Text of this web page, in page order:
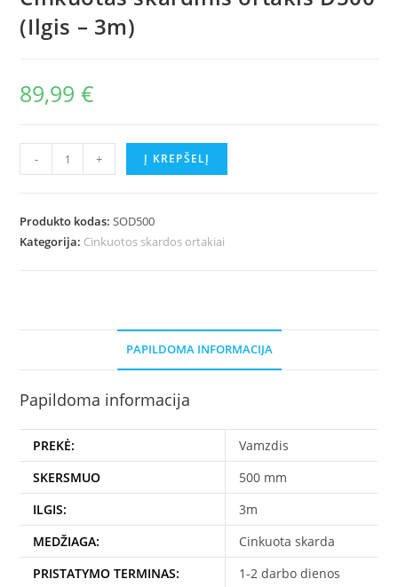
(Ilgis – 3m)
89,99€
produkto
kiekis:
skardinis
ortakis
- + Į KREPŠELĮ
Produkto kodas:SOD500
Kategorija: Cinkuotos skardos ortakiai
PAPILDOMA INFORMACIJA
Papildoma informacija
PREKĖ:
Vamzdis
SKERSMUO
500 mm
ILGIS:
3m
MEDŽIAGA:
Cinkuota skarda
PRISTATYMO TERMINAS:
1-2 darbo dienos